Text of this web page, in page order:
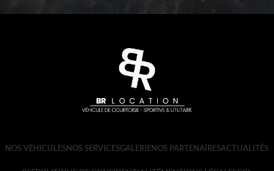
NOS VÉHICULESNOS SERVICESGALERIENOS PARTENAIRESACTUALITÉS